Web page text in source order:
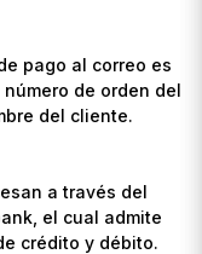
pago al correo es
de orden del
del cliente.
a través del
el cual admite
crédito y débito.